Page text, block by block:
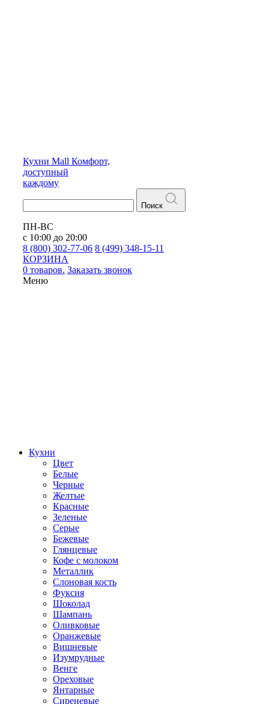
Кухни Mall Комфорт,
доступный
каждому
Поиск
ПН-ВС
с 10:00 до 20:00
8 (800) 302-77-06 8 (499) 348-15-11
КОРЗИНА
0 товаров. Заказать звонок
Меню
Кухни
Цвет
Белые
Черные
Желтые
Красные
Зеленые
Серые
Бежевые
Глянцевые
Кофе с молоком
Металлик
Слоновая кость
Фуксия
Шоколад
Шампань
Оливковые
Оранжевые
Вишневые
Изумрудные
Венге
Ореховые
Янтарные
Сиреневые